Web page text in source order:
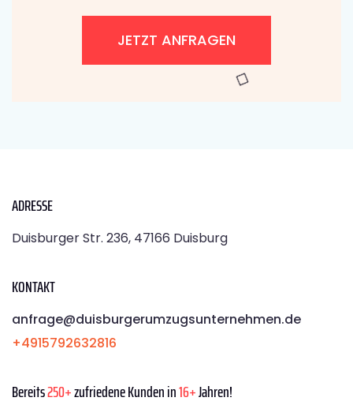
JETZT ANFRAGEN
ADRESSE
Duisburger Str. 236, 47166 Duisburg
KONTAKT
anfrage@duisburgerumzugsunternehmen.de
+4915792632816
Bereits250+zufriedene Kunden in16+Jahren!